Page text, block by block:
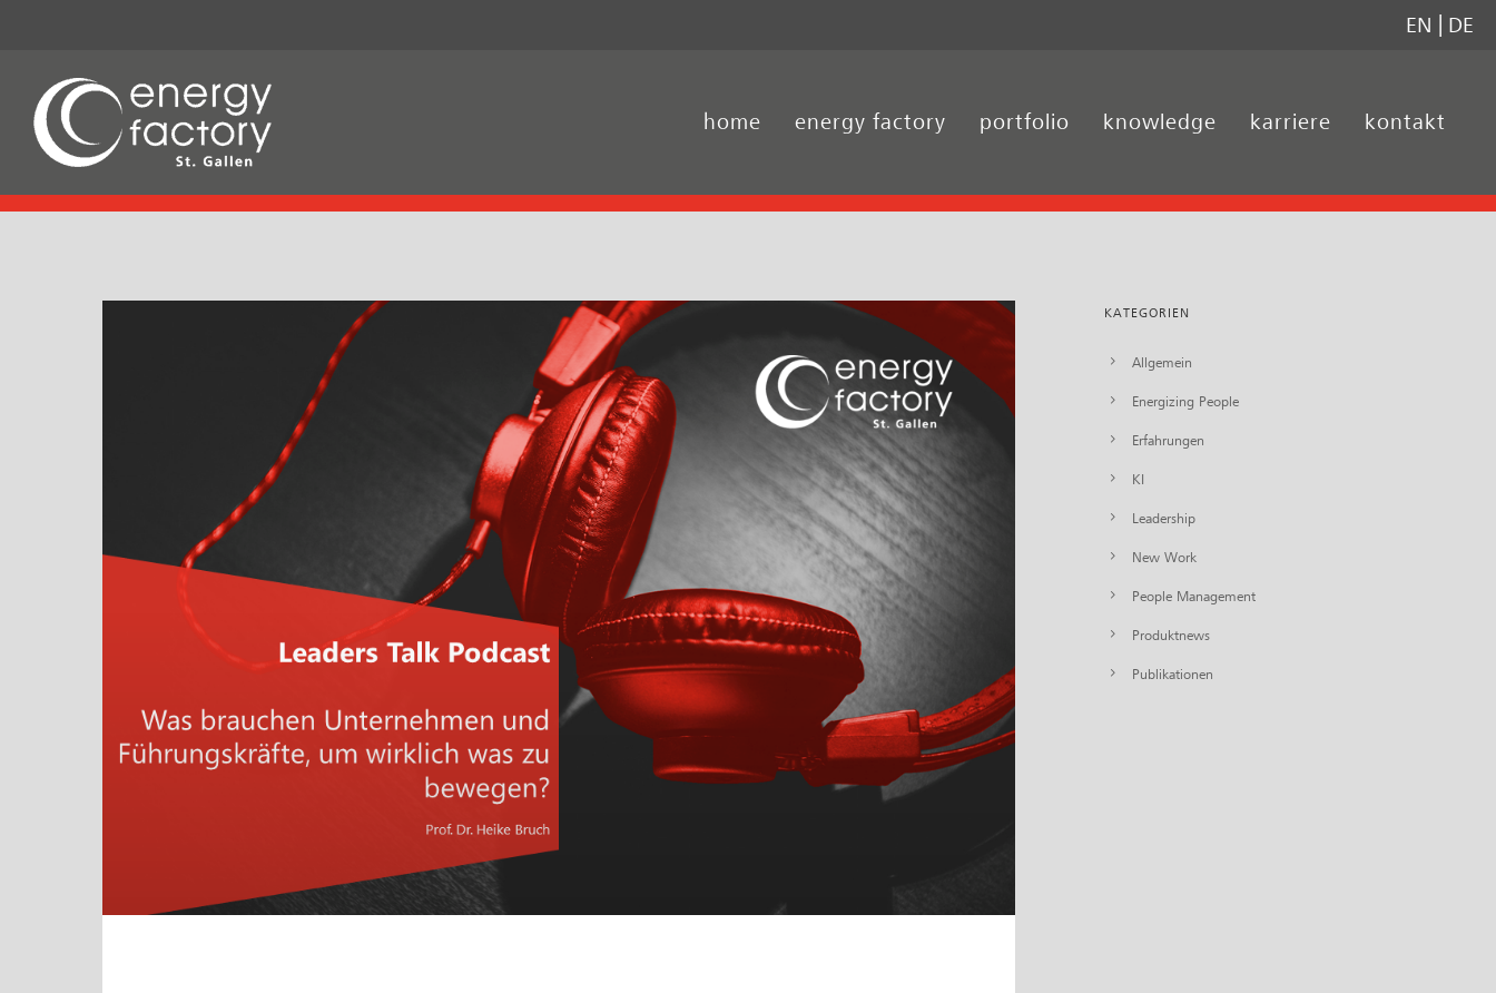
EN DE
home energy factory portfolio knowledge karriere kontakt
KATEGORIEN
Allgemein
Energizing People
Erfahrungen
KI
Leadership
New Work
People Management
Produktnews
Publikationen